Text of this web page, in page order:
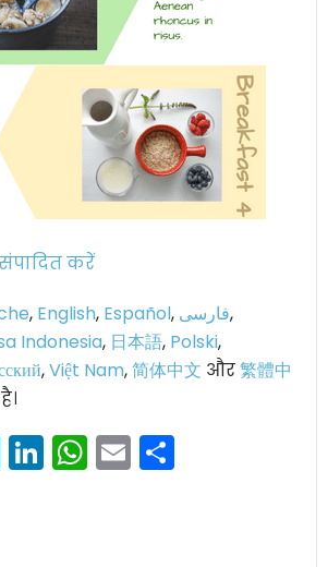
करें
, English, Español, فارسی,
Indonesia, 日本語, Polski,
,Việt Nam,简体中文 और繁體中
Twitter
LinkedIn
WhatsApp
Email